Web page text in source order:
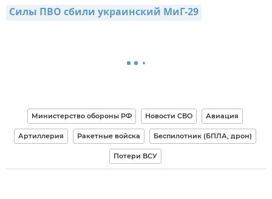
Силы ПВО сбили украинский МиГ-29
Министерство обороны РФ Новости СВО Авиация
Артиллерия Ракетные войска Беспилотник (БПЛА, дрон)
Потери ВСУ